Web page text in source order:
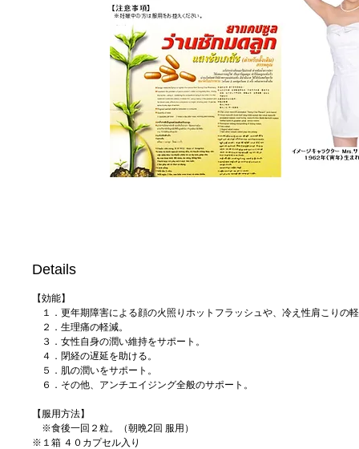
Details
【効能】
１．更年期障害による顔の火照りホットフラッシュや、冷え性肩こりの
２．生理痛の軽減。
３．女性自身の潤い維持をサポート。
４．閉経の遅延を助ける。
５．肌の潤いをサポート。
６．その他、アンチエイジング全般のサポート。
【服用方法】
※食後一回２粒。（朝晩2回 服用）
※１箱 ４０カプセル入り